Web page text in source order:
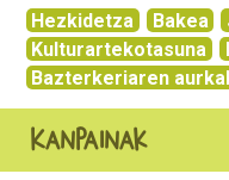
Hezkidetza Bakea
Kulturartekotasuna
Bazterkeriaren
Kanpainak